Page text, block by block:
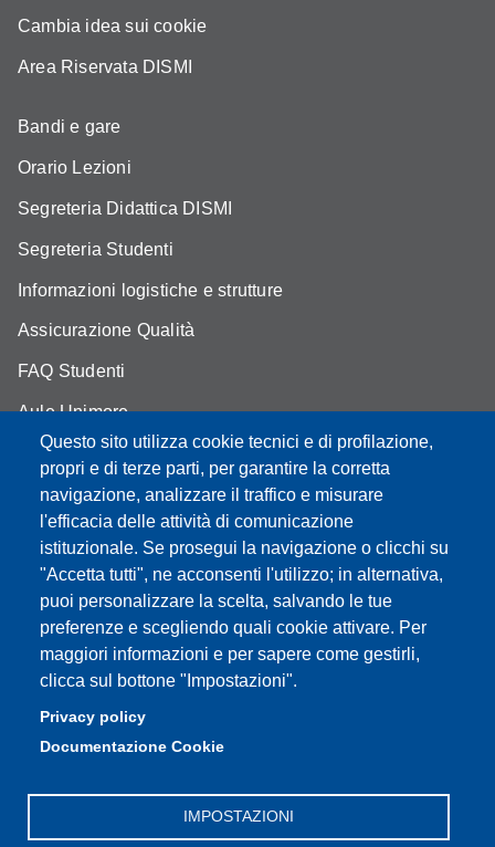
Questo sito utilizza cookie tecnici e di profilazione,
propri e di terze parti, per garantire la corretta
navigazione, analizzare il traffico e misurare
l'efficacia delle attività di comunicazione
istituzionale. Se prosegui la navigazione o clicchi su
"Accetta tutti", ne acconsenti l'utilizzo; in alternativa,
puoi personalizzare la scelta, salvando le tue
preferenze e scegliendo quali cookie attivare. Per
maggiori informazioni e per sapere come gestirli,
clicca sul bottone "Impostazioni".
Privacy policy
Documentazione Cookie
IMPOSTAZIONI
Cambia idea sui cookie
Area Riservata DISMI
Bandi e gare
Orario Lezioni
Segreteria Didattica DISMI
Segreteria Studenti
Informazioni logistiche e strutture
Assicurazione Qualità
FAQ Studenti
Aule Unimore
prenotazione autocarro DISMI
Partita IVA: 00427620364
Dipartimento di Scienze e Metodi dell'Ingegneria
Sede: Via Amendola 2 - 42122 Reggio Emilia
E-mail: amministrazione.dismi@unimore.it |
didattica.dismi@unimore.it
Tel. Segreteria Amministrativa (+39) 0522.522.610
Tel. Segreteria Didattica (+39) 0522.522.311